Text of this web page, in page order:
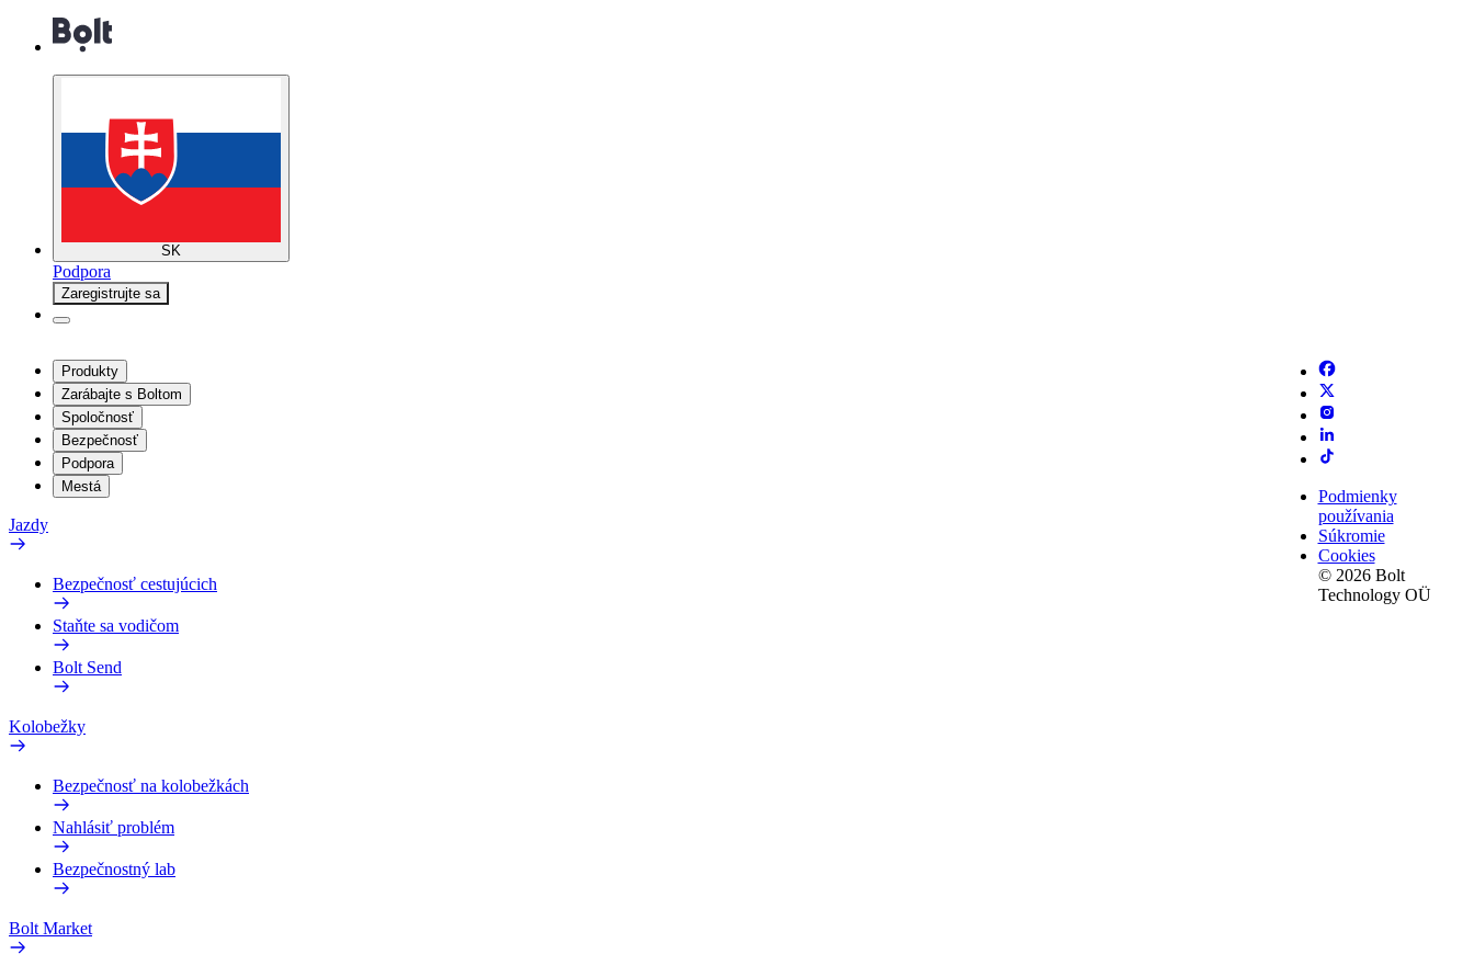
SK
Podpora
Zaregistrujte sa
Produkty
Zarábajte s Boltom
Spoločnosť
Bezpečnosť
Podpora
Mestá
Jazdy
Bezpečnosť cestujúcich
Staňte sa vodičom
Bolt Send
Kolobežky
Bezpečnosť na kolobežkách
Nahlásiť problém
Bezpečnostný lab
Bolt Market
Podmienky
používania
Súkromie
Cookies
© 2026 Bolt
Technology OÜ